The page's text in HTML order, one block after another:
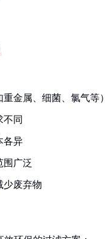
金属、细菌、氯气等）
不同
各异
围广泛
少废弃物